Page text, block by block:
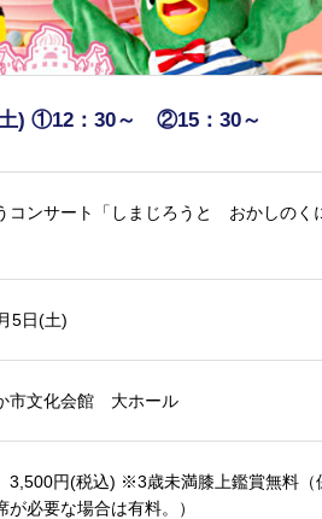
) ①12：30～ ②15：30～
コンサート「しまじろうと おかしのく
5日(土)
市文化会館 大ホール
円(税込) ※3歳未満膝上鑑賞無料（
が必要な場合は有料。）